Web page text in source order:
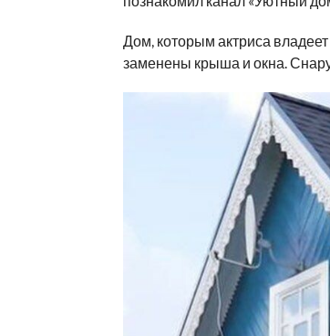
Дом, которым актриса
заменены крыша и окна.